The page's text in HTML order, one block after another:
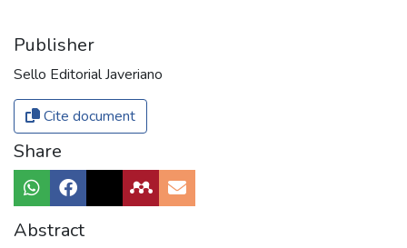
Publisher
Sello Editorial Javeriano
Cite document
Share
Abstract